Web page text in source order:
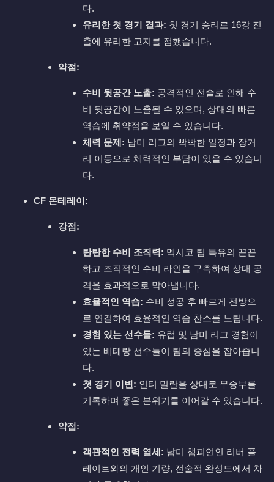
다.
유리한 첫 경기 결과: 첫 경기 승리로 16강 진
출에 유리한 고지를 점했습니다.
약점:
수비 뒷공간 노출: 공격적인 전술로 인해 수
비 뒷공간이 노출될 수 있으며, 상대의 빠른
역습에 취약점을 보일 수 있습니다.
체력 문제: 남미 리그의 빡빡한 일정과 장거
리 이동으로 체력적인 부담이 있을 수 있습니
다.
CF 몬테레이:
강점:
탄탄한 수비 조직력: 멕시코 팀 특유의 끈끈
하고 조직적인 수비 라인을 구축하여 상대 공
격을 효과적으로 막아냅니다.
효율적인 역습: 수비 성공 후 빠르게 전방으
로 연결하여 효율적인 역습 찬스를 노립니다.
경험 있는 선수들: 유럽 및 남미 리그 경험이
있는 베테랑 선수들이 팀의 중심을 잡아줍니
다.
첫 경기 이변: 인터 밀란을 상대로 무승부를
기록하며 좋은 분위기를 이어갈 수 있습니다.
약점:
객관적인 전력 열세: 남미 챔피언인 리버 플
레이트와의 개인 기량, 전술적 완성도에서 차